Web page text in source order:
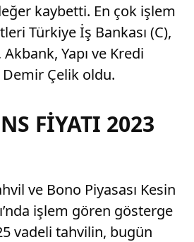
kaybetti. En çok işlem
Türkiye İş Bankası (C),
Yapı ve Kredi
Demir Çelik oldu.
FİYATI 2023
ve Bono Piyasası Kesin
işlem gören gösterge
vadeli tahvilin, bugün